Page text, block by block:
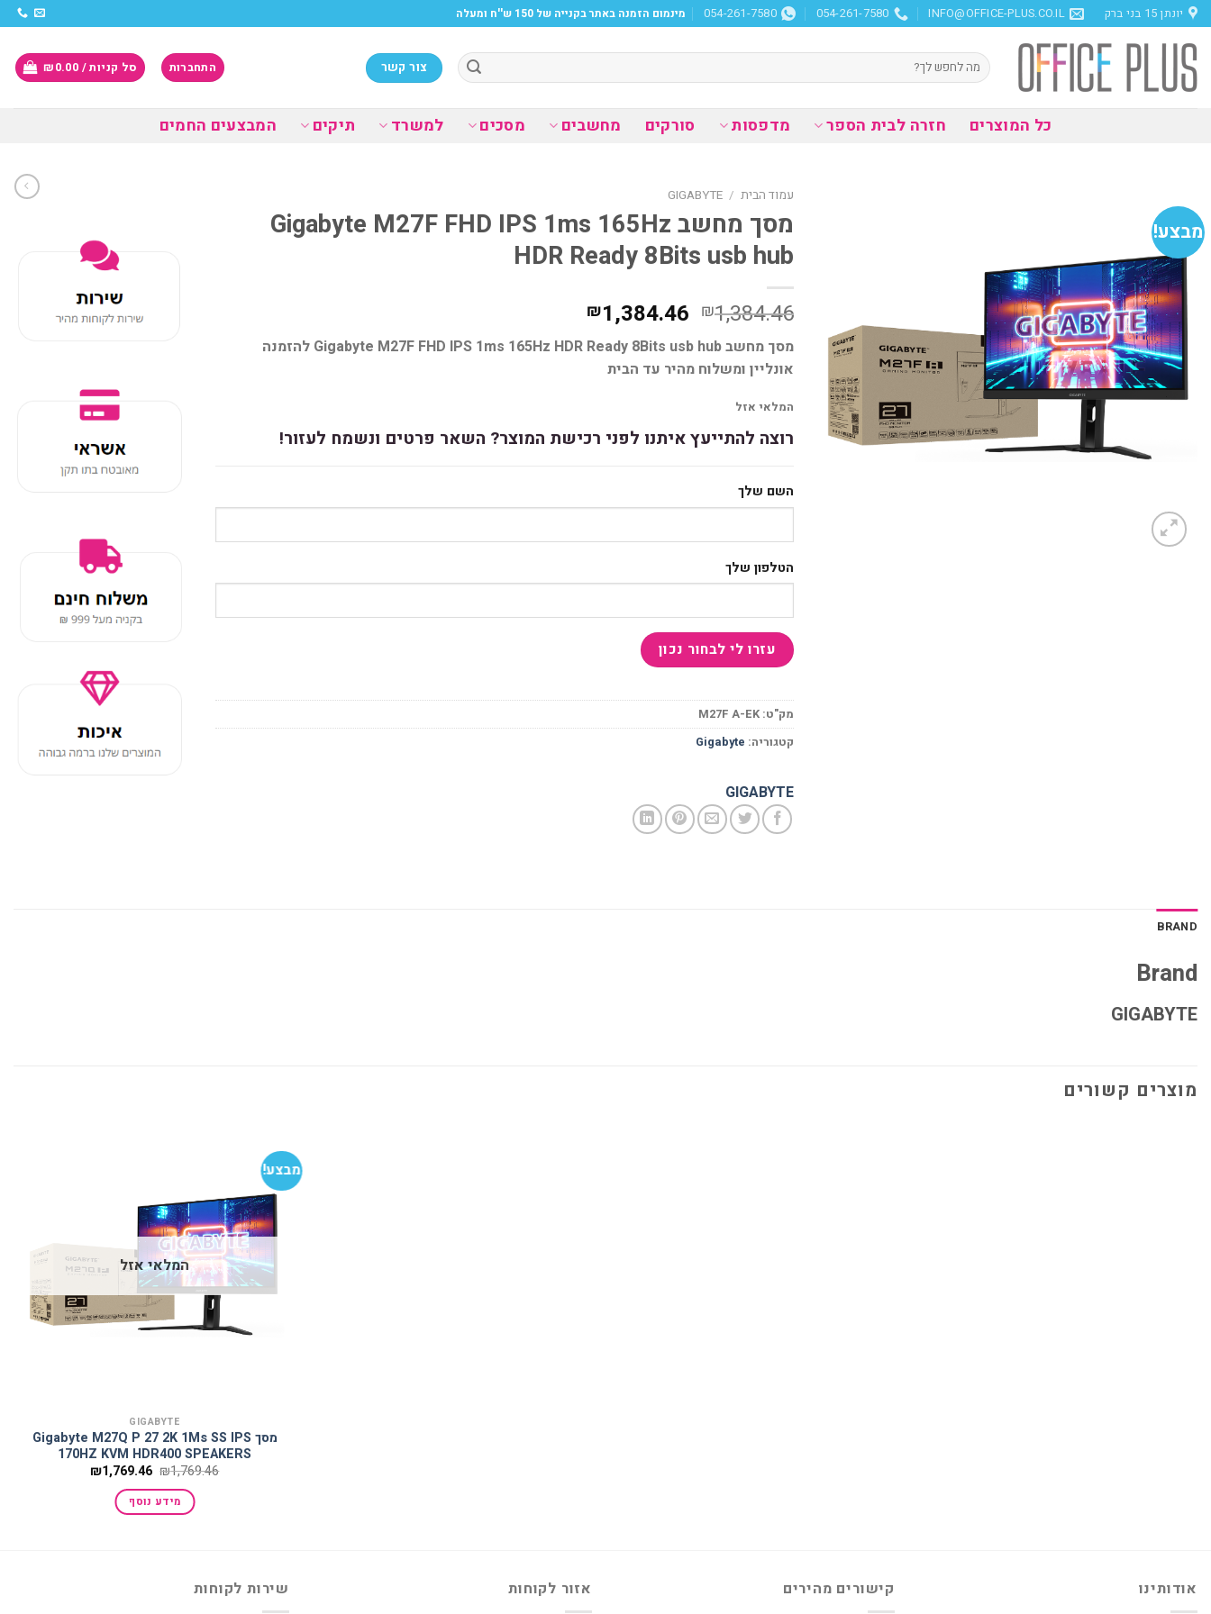
Skip
to
content
יונתן 15 בני ברק INFO@OFFICE-PLUS.CO.IL
054-261-7580
054-261-7580 מינמום הזמנה באתר בקנייה של 150 ש''ח ומעלה
חיפוש
עבור:
צור קשר התחברות סל קניות / ₪0.00
כל המוצרים חזרה לבית הספר מדפסות סורקים מחשבים מסכים למשרד תיקים המבצעים החמים
מבצע!
עמוד הבית /
GIGABYTE
מסך מחשב Gigabyte M27F FHD IPS 1ms 165Hz
HDR Ready 8Bits usb hub
₪1,384.46 המחיר
המקורי
היה:
₪1,384.46.
₪1,384.46
הנוכחי
הוא:
מסך מחשב Gigabyte M27F FHD IPS 1ms 165Hz HDR Ready 8Bits usb hub להזמנה
אונליין ומשלוח מהיר עד הבית
המלאי אזל
רוצה להתייעץ איתנו לפני רכישת המוצר? השאר פרטים ונשמח לעזור!
השם שלך
הטלפון שלך
מק"ט: M27F A-EK
קטגוריה: Gigabyte
GIGABYTE
BRAND
Brand
GIGABYTE
מוצרים קשורים
מבצע!
המלאי אזל
GIGABYTE
מסך Gigabyte M27Q P 27 2K 1Ms SS IPS
170HZ KVM HDR400 SPEAKERS
₪1,769.46 המחיר
היה:
₪1,769.46.
₪1,769.46 המחיר
מידע נוסף
אודותינו קישורים מהירים אזור לקוחות שירות לקוחות